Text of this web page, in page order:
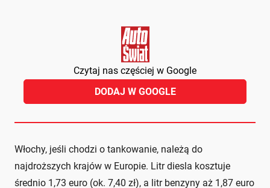
Czytaj nas częściej w Google
DODAJ W GOOGLE
Włochy, jeśli chodzi o tankowanie, należą do
najdroższych krajów w Europie. Litr diesla kosztuje
średnio 1,73 euro (ok. 7,40 zł), a litr benzyny aż 1,87 euro